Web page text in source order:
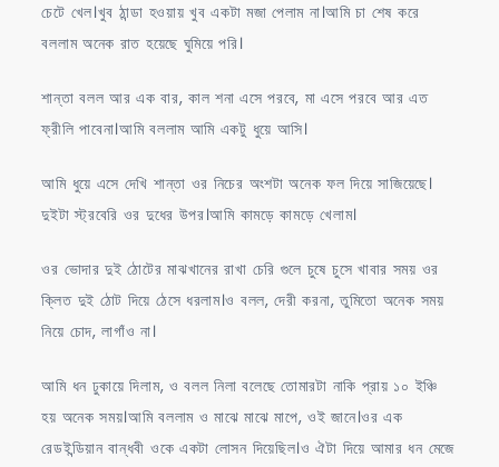
চেটে খেল।খুব ঠান্ডা হওয়ায় খুব একটা মজা পেলাম না।আমি চা শেষ করে
বললাম অনেক রাত হয়েছে ঘুমিয়ে পরি।
শান্তা বলল আর এক বার, কাল শনা এসে পরবে, মা এসে পরবে আর এত
ফ্রীলি পাবেনা।আমি বললাম আমি একটু ধুয়ে আসি।
আমি ধুয়ে এসে দেখি শান্তা ওর নিচের অংশটা অনেক ফল দিয়ে সাজিয়েছে।
দুইটা স্ট্রবেরি ওর দুধের উপর।আমি কামড়ে কামড়ে খেলাম।
ওর ভোদার দুই ঠোটের মাঝখানের রাখা চেরি গুলে চুষে চুসে খাবার সময় ওর
ক্লিত দুই ঠোট দিয়ে ঠেসে ধরলাম।ও বলল, দেরী করনা, তুমিতো অনেক সময়
নিয়ে চোদ, লাগাঁও না।
আমি ধন ঢুকায়ে দিলাম, ও বলল নিলা বলেছে তোমারটা নাকি প্রায় ১০ ইঞ্চি
হয় অনেক সময়।আমি বললাম ও মাঝে মাঝে মাপে, ওই জানে।ওর এক
রেডইন্ডিয়ান বান্ধবী ওকে একটা লোসন দিয়েছিল।ও ঐটা দিয়ে আমার ধন মেজে